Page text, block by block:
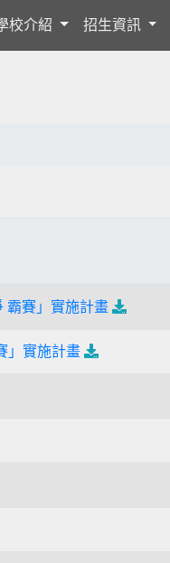
校介紹 招生資訊
霸賽」實施計畫
」實施計畫